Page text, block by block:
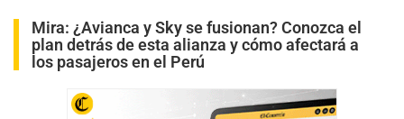
Mira: ¿Avianca y Sky se fusionan? Conozca el
plan detrás de esta alianza y cómo afectará a
los pasajeros en el Perú